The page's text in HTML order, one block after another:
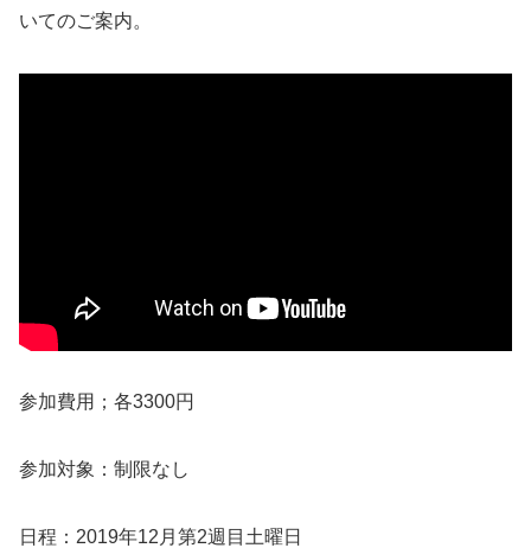
いてのご案内。
参加費用；各3300円
参加対象：制限なし
日程：2019年12月第2週目土曜日